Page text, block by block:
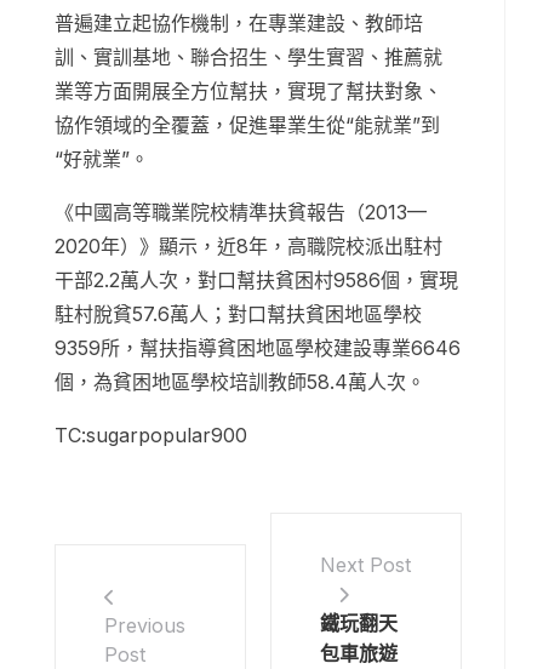
普遍建立起協作機制，在專業建設、教師培
訓、實訓基地、聯合招生、學生實習、推薦就
業等方面開展全方位幫扶，實現了幫扶對象、
協作領域的全覆蓋，促進畢業生從“能就業”到
“好就業”。
《中國高等職業院校精準扶貧報告（2013—
2020年）》顯示，近8年，高職院校派出駐村
干部2.2萬人次，對口幫扶貧困村9586個，實現
駐村脫貧57.6萬人；對口幫扶貧困地區學校
9359所，幫扶指導貧困地區學校建設專業6646
個，為貧困地區學校培訓教師58.4萬人次。
TC:sugarpopular900
Previous
Post
Next Post
鐵玩翻天
包車旅遊